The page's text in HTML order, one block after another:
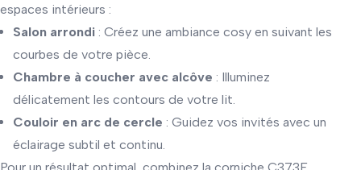
espaces intérieurs :
Salon arrondi : Créez une ambiance cosy en suivant les
courbes de votre pièce.
Chambre à coucher avec alcôve : Illuminez
délicatement les contours de votre lit.
Couloir en arc de cercle : Guidez vos invités avec un
éclairage subtil et continu.
Pour un résultat optimal, combinez la corniche C373F